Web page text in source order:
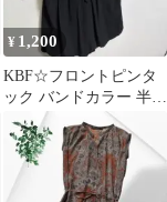
¥ 1,200
KBF☆フロントピンタ
ック バンドカラー 半袖
ブラウス ／ブラック/
Ｆサイズ